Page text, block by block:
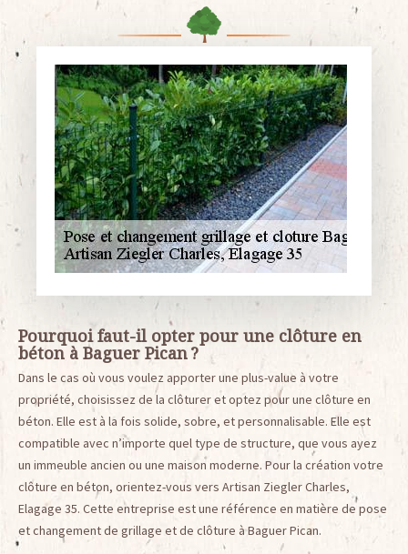
Pourquoi faut-il opter pour une clôture en
béton à Baguer Pican ?
Dans le cas où vous voulez apporter une plus-value à votre
propriété, choisissez de la clôturer et optez pour une clôture en
béton. Elle est à la fois solide, sobre, et personnalisable. Elle est
compatible avec n’importe quel type de structure, que vous ayez
un immeuble ancien ou une maison moderne. Pour la création votre
clôture en béton, orientez-vous vers Artisan Ziegler Charles,
Elagage 35. Cette entreprise est une référence en matière de pose
et changement de grillage et de clôture à Baguer Pican.